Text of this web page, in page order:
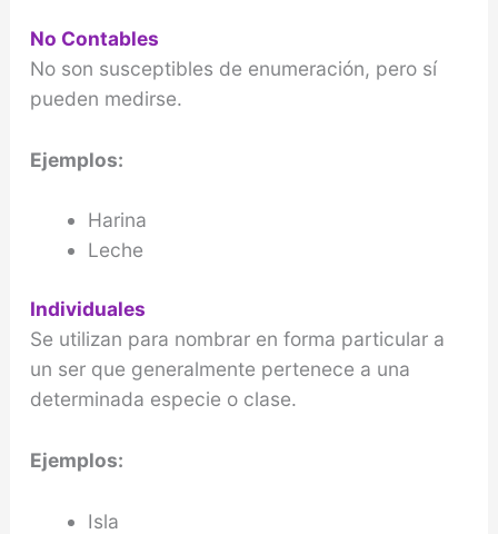
No Contables
No son susceptibles de enumeración, pero sí
pueden medirse.
Ejemplos:
Harina
Leche
Individuales
Se utilizan para nombrar en forma particular a
un ser que generalmente pertenece a una
determinada especie o clase.
Ejemplos:
Isla